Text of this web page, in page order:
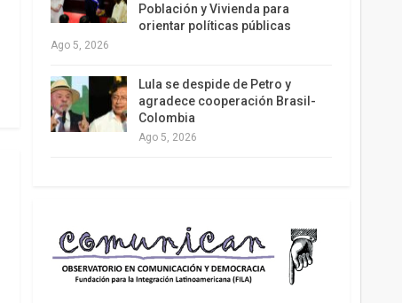
Población y Vivienda para
orientar políticas públicas
Ago 5, 2026
Lula se despide de Petro y
agradece cooperación Brasil-
Colombia
Ago 5, 2026